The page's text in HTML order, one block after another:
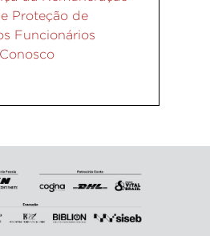
Proteção de
Funcionários